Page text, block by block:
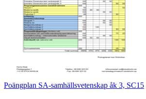
Poängplan SA-samhällsvetenskap åk 3, SC15